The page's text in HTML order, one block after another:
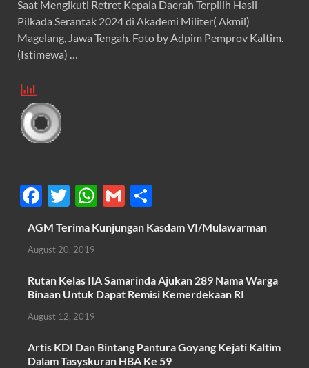
Saat Mengikuti Retret Kepala Daerah Terpilih Hasil
Pilkada Serantak 2024 di Akademi Militer( Akmil)
Magelang, Jawa Tengah. Foto by Adpim Pemprov Kaltim.
(Istimewa) …
F
ac
e
b
o
o
k
T
w
itt
er
W
h
at
A
p
G
ail
h
ar
AGM Terima Kunjungan Kasdam VI/Mulawarman
August 20, 2019
Rutan Kelas IIA Samarinda Ajukan 289 Nama Warga
Binaan Untuk Dapat Remisi Kemerdekaan RI
August 12, 2019
Artis KDI Dan Bintang Pantura Goyang Kejati Kaltim
Dalam Tasyskuran HBA Ke 59